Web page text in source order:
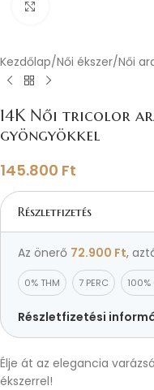
Kezdőlap Női ékszer Női
14K Női tricolor
gyöngyökkel
145.800 Ft
Részletfizetés
Az önerő 72.900 Ft,
0% THM 7 PERC 100%
Részletfizetési
Élje át az elegancia
ékszerrel!